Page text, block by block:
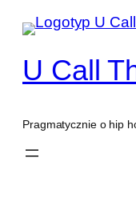
Przejdź
do
U Call
Pragmatycznie o hip